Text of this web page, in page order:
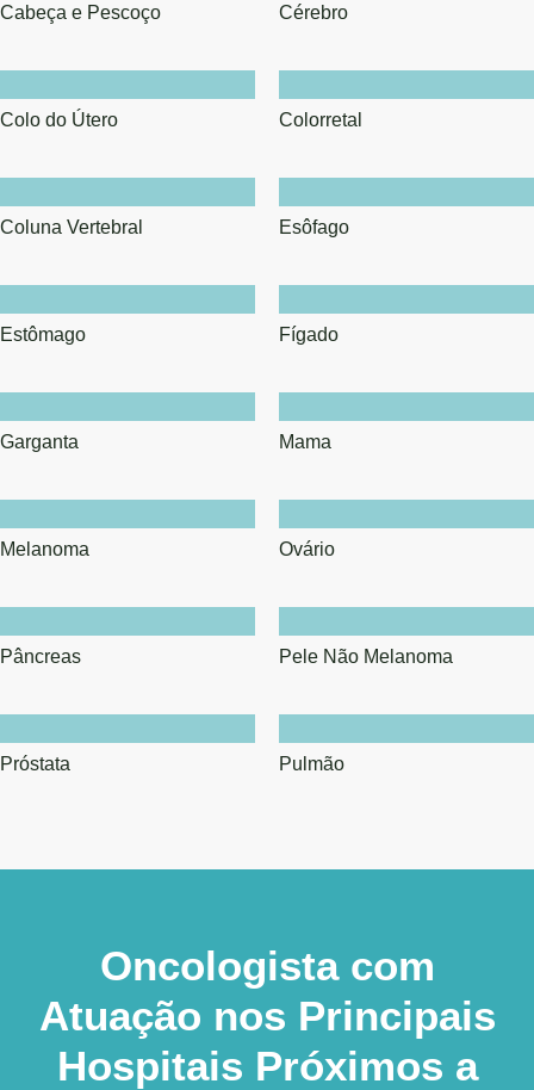
Cabeça e Pescoço Cérebro
Colo do Útero Colorretal
Coluna Vertebral Esôfago
Estômago Fígado
Garganta Mama
Melanoma Ovário
Pâncreas Pele Não Melanoma
Próstata Pulmão
Oncologista com
Atuação nos Principais
Hospitais Próximos a